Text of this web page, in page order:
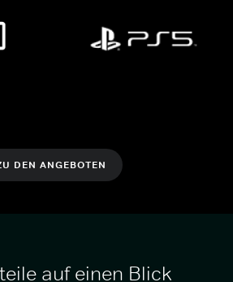
DEN ANGEBOTEN
auf einen Blick